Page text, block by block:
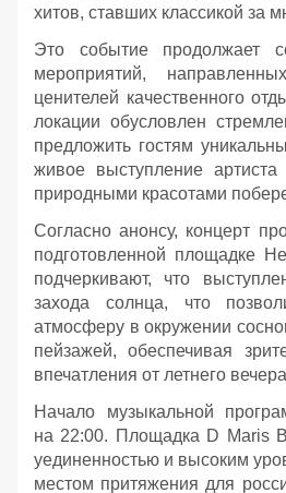
хитов, ставших классикой за
Это событие продолжает
мероприятий,
ценителей качественного
локации обусловлен
предложить гостям
живое выступление
природными красотами
Согласно анонсу, концерт
подготовленной площадке
подчеркивают, что
захода солнца, что
атмосферу в окружении
пейзажей, обеспечивая
впечатления от летнего
Начало музыкальной
на 22:00. Площадка D Maris
уединенностью и высоким
местом притяжения для